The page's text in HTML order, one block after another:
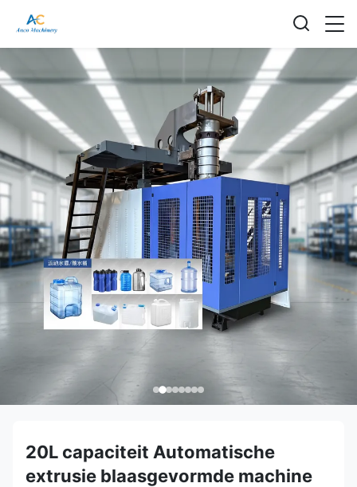
20L capaciteit Automatische
extrusie blaasgevormde machine